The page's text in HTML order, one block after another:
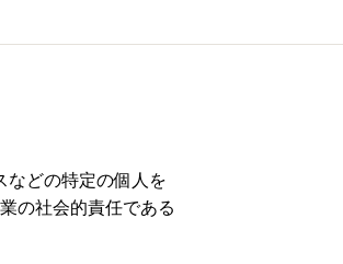
などの特定の個人を
の社会的責任である